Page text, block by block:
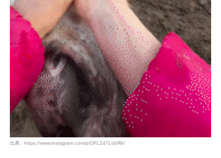
出典 : https://www.instagram.com/p/DFL2d7LobRk/